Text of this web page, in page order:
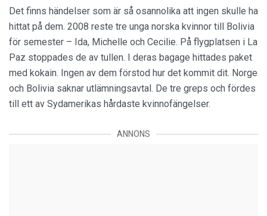
Det finns händelser som är så osannolika att ingen skulle ha
hittat på dem. 2008 reste tre unga norska kvinnor till Bolivia
för semester – Ida, Michelle och Cecilie. På flygplatsen i La
Paz stoppades de av tullen. I deras bagage hittades paket
med kokain. Ingen av dem förstod hur det kommit dit. Norge
och Bolivia saknar utlämningsavtal. De tre greps och fördes
till ett av Sydamerikas hårdaste kvinnofängelser.
ANNONS